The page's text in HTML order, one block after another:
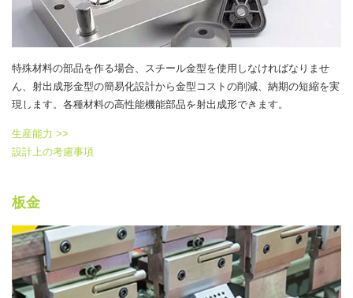
特殊材料の部品を作る場合、スチール金型を使用しなければなりませ
ん、射出成形金型の簡易化設計から金型コストの削減、納期の短縮を実
現します。各種材料の高性能機能部品を射出成形できます。
生産能力 >>
設計上の考慮事項
板金